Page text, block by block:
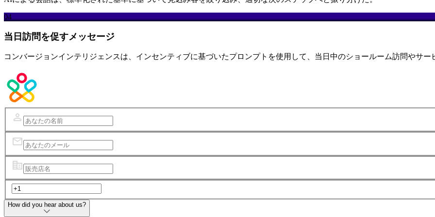
04
当日訪問を促すメッセージ
コンバージョンインテリジェンスは、インセンティブに基づいたプロンプトを使用して、当日中のショールーム訪問やサー
How did you hear about us?